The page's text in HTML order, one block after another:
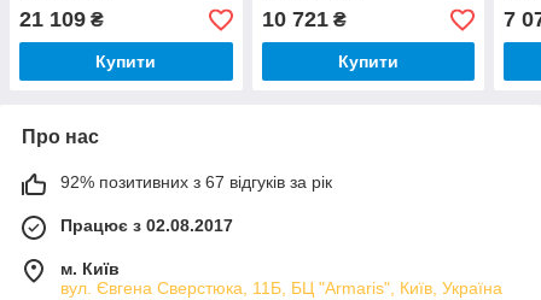
21 109 ₴
Купити
10 721₴
Купити
7
Про нас
92% позитивних з 67 відгуків за рік
Працює з 02.08.2017
м. Київ
вул. Євгена Сверстюка, 11Б, БЦ "Armaris", Київ, Україна